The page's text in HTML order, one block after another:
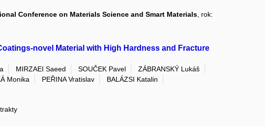
Conference on Materials Science and Smart Materials, rok:
novel Material with High Hardness and Fracture
MIRZAEI Saeed SOUČEK Pavel
ZÁBRANSKÝ Lukáš
Monika PEŘINA Vratislav
BALÁZSI Katalin